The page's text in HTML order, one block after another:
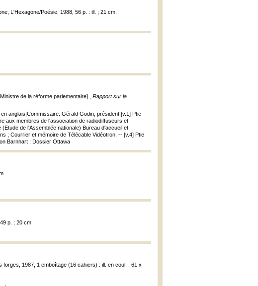
L'Hexagone/Poésie, 1988, 56 p. : ill. ; 21 cm.
de la réforme parlementaire]., Rapport sur la
anglais|Commissaire: Gérald Godin, président|[v.1] Ptie
aux membres de l'association de radiodiffuseurs et
de l'Assemblée nationale) Bureau d'accueil et
; Courrier et mémoire de Télécable Vidéotron. -- [v.4] Ptie
Barnhart ; Dossier Ottawa
p. ; 20 cm.
forges, 1987, 1 emboîtage (16 cahiers) : ill. en coul. ; 61 x